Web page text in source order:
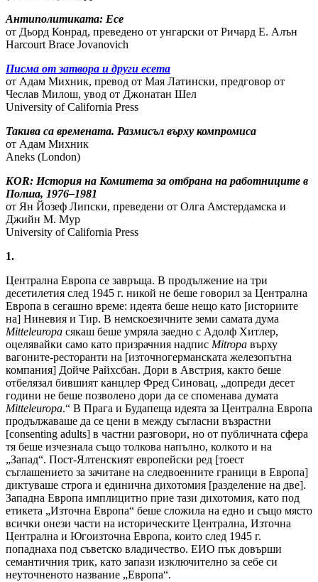
Антиполитиката: Есе
от Дьорд Конрад, преведено от унгарски от Ричард Е. Алън
Harcourt Brace Jovanovich
Писма от затвора и други есета
от Адам Михник, превод от Мая Латински, предговор от
Чеслав Милош, увод от Джонатан Шел
University of California Press
Такива са времената. Размисъл върху компромиса
от Адам Михник
Aneks (London)
KOR: История на Комитета за отбрана на работниците в
Полша, 1976–1981
от Ян Йозеф Липски, преведени от Олга Амстердамска и
Джийн М. Мур
University of California Press
1.
Централна Европа се завръща. В продължение на три
десетилетия след 1945 г. никой не беше говорил за Централна
Европа в сегашно време: идеята беше нещо като [историите
на] Ниневия и Тир. В немскоезичните земи самата дума
Mitteleuropa сякаш беше умряла заедно с Адолф Хитлер,
оцелявайки само като призрачния надпис Mitropa върху
вагоните-ресторанти на [източногерманската железопътна
компания] Дойче Райхсбан. Дори в Австрия, както беше
отбелязал бившият канцлер Фред Синовац, „допреди десет
години не беше позволено дори да се споменава думата
Mitteleuropa.“ В Прага и Будапеща идеята за Централна Европа
продължаваше да се цени в между съгласни възрастни
[consenting adults] в частни разговори, но от публичната сфера
тя беше изчезнала също толкова напълно, колкото и на
„Запад“. Пост-Ялтенският европейски ред [тоест
съглашението за зачитане на следвоенните граници в Европа]
диктуваше строга и единична дихотомия [разделение на две].
Западна Европа имплицитно прие тази дихотомия, като под
етикета „Източна Европа“ беше сложила на едно и също място
всички онези части на историческите Централна, Източна
Централна и Югоизточна Европа, които след 1945 г.
попаднаха под съветско владичество. ЕИО пък довърши
семантичния трик, като запази изключително за себе си
неуточненото название „Европа“.